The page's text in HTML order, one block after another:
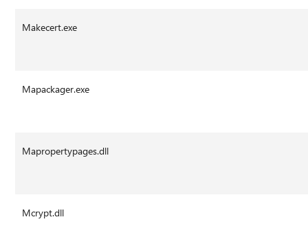
Makecert.exe
Mapackager.exe
Mapropertypages.dll
Mcrypt.dll